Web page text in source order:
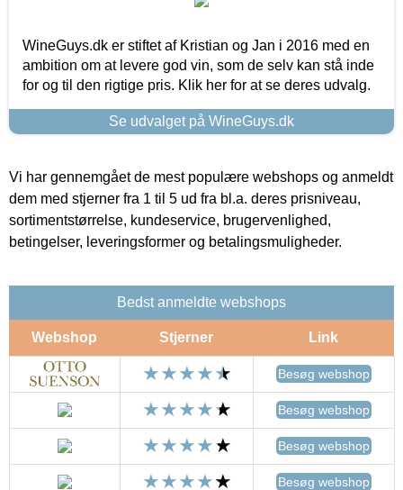
WineGuys.dk er stiftet af Kristian og Jan i 2016 med en
ambition om at levere god vin, som de selv kan stå inde
for og til den rigtige pris. Klik her for at se deres udvalg.
Se udvalget på WineGuys.dk
Vi har gennemgået de mest populære webshops og anmeldt
dem med stjerner fra 1 til 5 ud fra bl.a. deres prisniveau,
sortimentstørrelse, kundeservice, brugervenlighed,
betingelser, leveringsformer og betalingsmuligheder.
Bedst anmeldte webshops
Webshop Stjerner Link
Besøg webshop
Besøg webshop
Besøg webshop
Besøg webshop